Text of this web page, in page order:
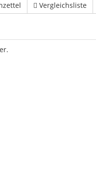
Vergleichsliste